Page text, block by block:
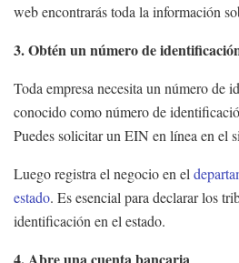
web encontrarás toda la información
3. Obtén un número de
Toda empresa necesita un número de
conocido como número de
Puedes solicitar un EIN en línea en el
Luego registra el negocio en el
estado. Es esencial para declarar los
identificación en el estado.